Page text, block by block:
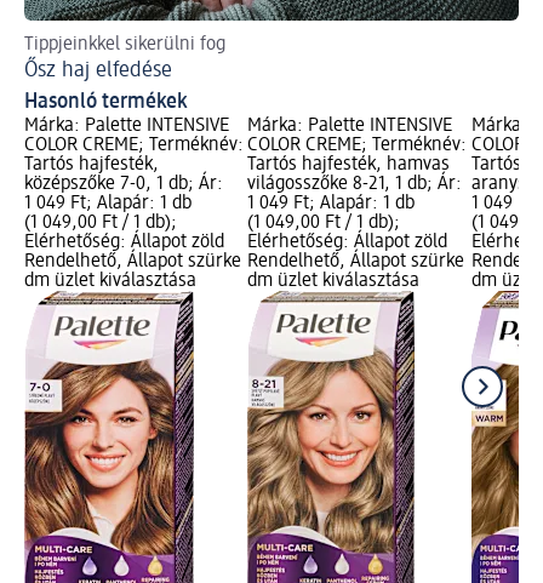
Tippjeinkkel sikerülni fog
Ősz haj elfedése
Hasonló termékek
Márka: Palette INTENSIVE
COLOR CREME; Terméknév:
Tartós hajfesték,
középszőke 7-0, 1 db; Ár:
1 049 Ft; Alapár: 1 db
(1 049,00 Ft / 1 db);
Elérhetőség: Állapot zöld
Rendelhető, Állapot szürke
dm üzlet kiválasztása
Márka: Palette INTENSIVE
COLOR CREME; Terméknév:
Tartós hajfesték, hamvas
világosszőke 8-21, 1 db; Ár:
1 049 Ft; Alapár: 1 db
(1 049,00 Ft / 1 db);
Elérhetőség: Állapot zöld
Rendelhető, Állapot szürke
dm üzlet kiválasztása
Márka:
COLOR
Tartós
1 049
(1
dm